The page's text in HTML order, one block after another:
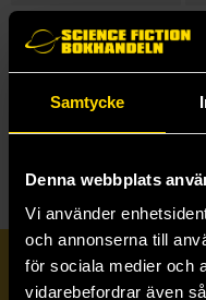
Samtycke
Denna webbplats
Vi använder
och annonserna till
för sociala medier och
vidarebefordrar även
KORTROMAN
LÄROBOK
SAMLINGSVOLYM